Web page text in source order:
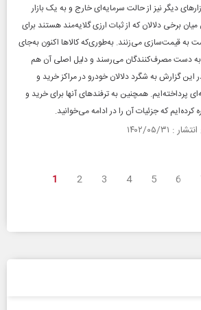
دیگر نیز از حالت سرمایه‌ای خارج و به یک بازار
برخی دلالان که از ثبات ارزی گلایه‌مند هستند برای
قیمت‌سازی می‌زنند. به‌طوری‌که کالاها اکنون به‌جای
به دست مصرف‌کنندگان می‌رسند و دلیل اصلی آن هم
این گزارش به شگرد دلالان خودرو در مراکز خرید و
پرداخته‌ایم. همچنین به ترفندهای آنها برای خرید و
که جزئیات آن را در ادامه می‌خوانید.
1 2 3 4 5 6